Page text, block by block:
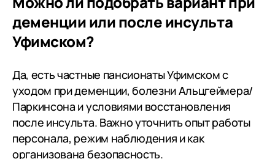
деменции или после инсульта
Уфимском?
Да, есть частные пансионаты Уфимском с
уходом при деменции, болезни Альцгеймера/
Паркинсона и условиями восстановления
после инсульта. Важно уточнить опыт работы
персонала, режим наблюдения и как
организована безопасность.